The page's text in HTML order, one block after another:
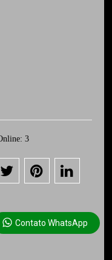
Contato WhatsApp
3
direitos reservados.